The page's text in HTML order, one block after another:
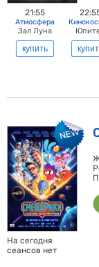
21:55
Атмосфера
Зал Луна
купить
На сегодня
сеансов нет